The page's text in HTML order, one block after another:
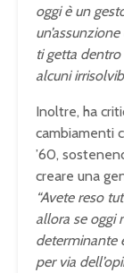
oggi è un
ti getta
alcuni
Inoltre, ha
cambiamenti
’60,
creare una
“Avete reso
allora se oggi
determinante
per via